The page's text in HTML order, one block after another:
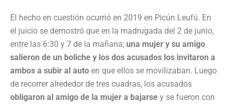
El hecho en cuestión ocurrió en 2019 en Picún Leufú. En
el juicio se demostró que en la madrugada del 2 de junio,
entre las 6:30 y 7 de la mañana; una mujer y su amigo
salieron de un boliche y los dos acusados los invitaron a
ambos a subir al auto en que ellos se movilizaban. Luego
de recorrer alrededor de tres cuadras, los acusados
obligaron al amigo de la mujer a bajarse y se fueron con